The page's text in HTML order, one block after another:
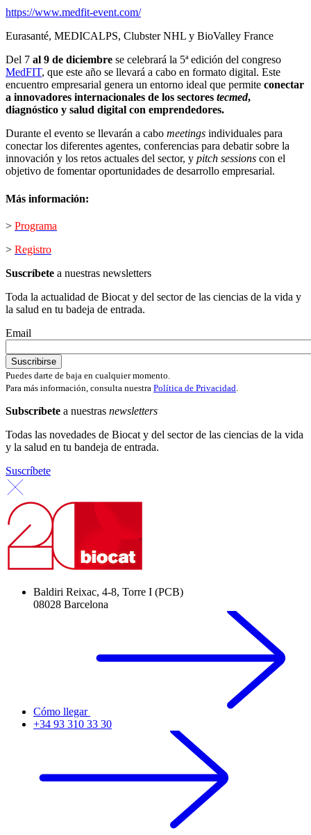
https://www.medfit-event.com/
Eurasanté, MEDICALPS, Clubster NHL y BioValley France
Del 7 al 9 de diciembre se celebrará la 5ª edición del congreso
MedFIT, que este año se llevará a cabo en formato digital. Este
encuentro empresarial genera un entorno ideal que permite conectar
a innovadores internacionales de los sectores tecmed,
diagnóstico y salud digital con emprendedores.
Durante el evento se llevarán a cabo meetings individuales para
conectar los diferentes agentes, conferencias para debatir sobre la
innovación y los retos actuales del sector, y pitch sessions con el
objetivo de fomentar oportunidades de desarrollo empresarial.
Más información:
> Programa
> Registro
Suscríbete a nuestras newsletters
Toda la actualidad de Biocat y del sector de las ciencias de la vida y
la salud en tu badeja de entrada.
Email
Puedes darte de baja en cualquier momento.
Para más información, consulta nuestra Política de Privacidad
Subscríbete a nuestras newsletters
Todas las novedades de Biocat y del sector de las ciencias de la vida
y la salud en tu bandeja de entrada.
Suscríbete
Baldiri Reixac, 4-8, Torre I (PCB)
08028 Barcelona
Cómo llegar
+34 93 310 33 30